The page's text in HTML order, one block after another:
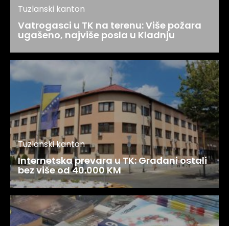
Tuzlanski kanton
Vatrogasci u TK na terenu: Više požara
ugašeno, najviše posla u Kladnju
Tuzlanski kanton
Internetska prevara u TK: Građani ostali
bez više od 40.000 KM